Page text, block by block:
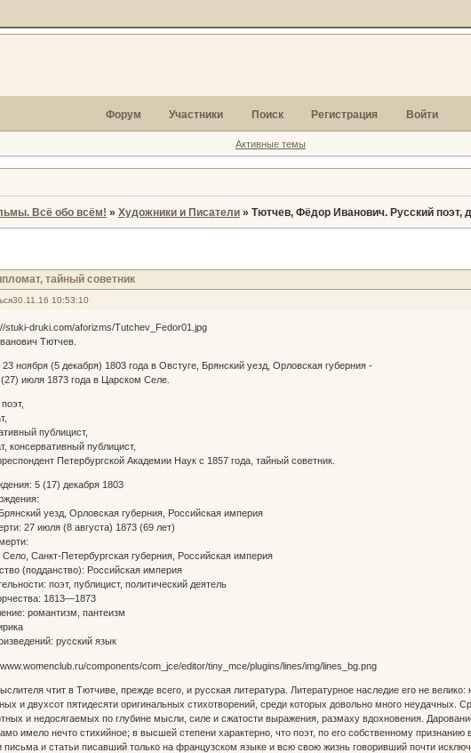
Форум Участники Поиск Регистрация Войти
Активные темы
Всё обо всём! » Художники и Писатели » Тютчев, Фёдор Иванович. Русский поэт,
тайный советник
30.11.16 10:53:10
Тютчев.
23 ноября (5 декабря) 1803 года в Овстуге, Брянский уезд, Орловская губерния -
июля 1873 года в Царском Селе.
публицист,
консервативный публицист,
Петербургской Академии Наук с 1857 года, тайный советник.
5 (17) декабря 1803
уезд, Орловская губерния, Российская империя
27 июля (8 августа) 1873 (69 лет)
Село, Санкт-Петербургская губерния, Российская империя
(подданство): Российская империя
поэт, публицист, политический деятель
1813—1873
романтизм, пантеизм
русский язык
чтит в Тютчиве, прежде всего, и русская литература. Литературное наследие его не велико:
и двухсот пятидесяти оригинальных стихотворений, среди которых довольно много неудачных.
и недосягаемых по глубине мысли, силе и сжатости выражения, размаху вдохновения.
имело нечто стихийное; в высшей степени характерно, что поэт, по его собственному
письма и статьи писавший только на французском языке и всю свою жизнь говоривший почти